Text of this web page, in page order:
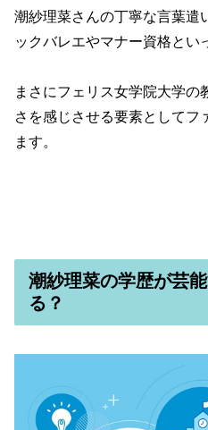
潮紗理菜さんの丁寧な言葉遣
ックバレエやマナー資格とい
まさにフェリス女学院大学の
さを感じさせる要素としてフ
ます。
潮紗理菜の学歴が芸
る？